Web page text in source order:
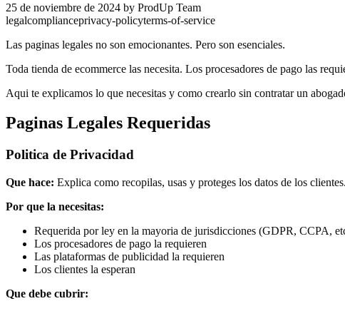
25 de noviembre de 2024 by ProdUp Team
legalcomplianceprivacy-policyterms-of-service
Las paginas legales no son emocionantes. Pero son esenciales.
Toda tienda de ecommerce las necesita. Los procesadores de pago las
Aqui te explicamos lo que necesitas y como crearlo sin contratar un
Paginas Legales Requeridas
Politica de Privacidad
Que hace: Explica como recopilas, usas y proteges los datos de los clientes.
Por que la necesitas:
Requerida por ley en la mayoria de jurisdicciones (GDPR, CCPA,
Los procesadores de pago la requieren
Las plataformas de publicidad la requieren
Los clientes la esperan
Que debe cubrir: